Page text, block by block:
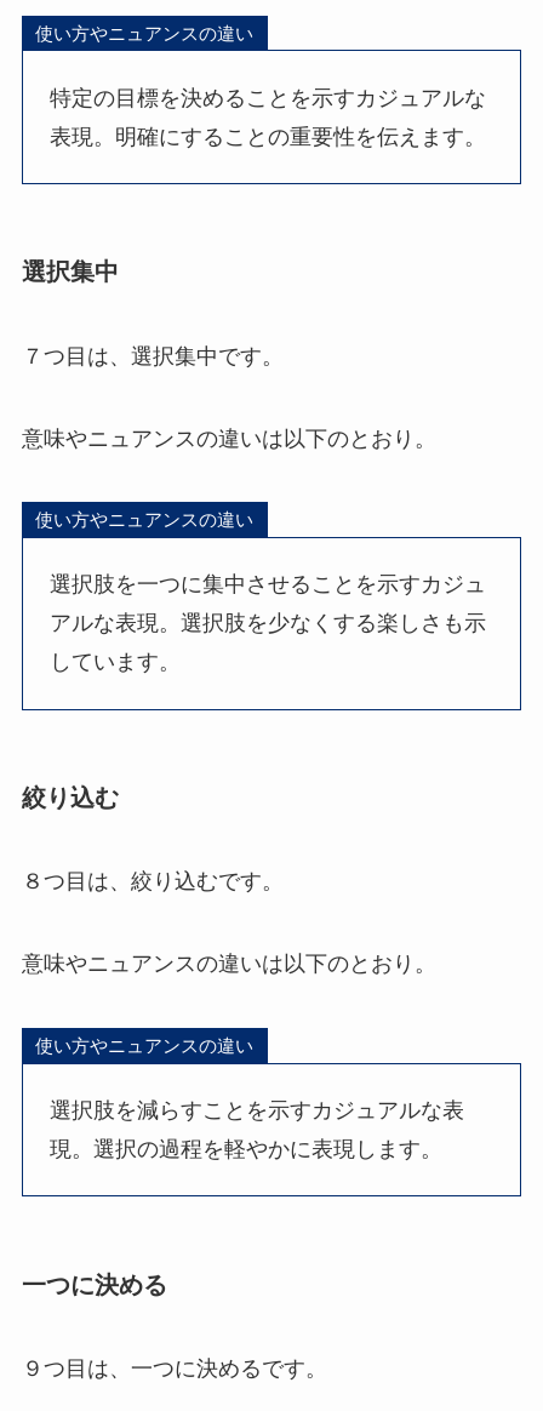
使い方やニュアンスの違い
特定の目標を決めることを示すカジュアルな
表現。明確にすることの重要性を伝えます。
選択集中
７つ目は、選択集中です。
意味やニュアンスの違いは以下のとおり。
使い方やニュアンスの違い
選択肢を一つに集中させることを示すカジュ
アルな表現。選択肢を少なくする楽しさも示
しています。
絞り込む
８つ目は、絞り込むです。
意味やニュアンスの違いは以下のとおり。
使い方やニュアンスの違い
選択肢を減らすことを示すカジュアルな表
現。選択の過程を軽やかに表現します。
一つに決める
９つ目は、一つに決めるです。